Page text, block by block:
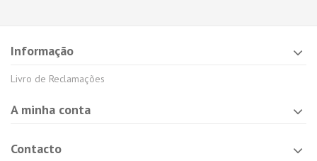
Informação
Livro de Reclamações
A minha conta
Contacto